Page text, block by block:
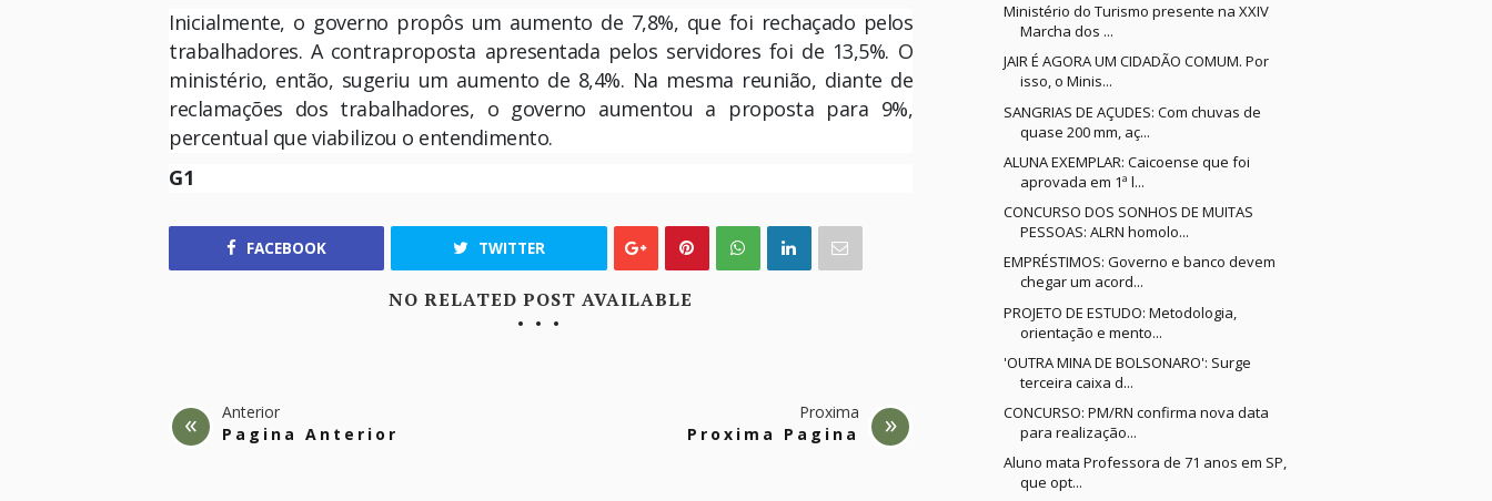
Inicialmente, o governo propôs um aumento de 7,8%, que foi rechaçado pelos
trabalhadores. A contraproposta apresentada pelos servidores foi de 13,5%. O
ministério, então, sugeriu um aumento de 8,4%. Na mesma reunião, diante de
reclamações dos trabalhadores, o governo aumentou a proposta para 9%,
percentual que viabilizou o entendimento.
G1
FACEBOOK TWITTER
NO RELATED POST AVAILABLE
Anterior
Pagina Anterior
Proxima
Proxima Pagina
Ministério do Turismo presente na XXIV
Marcha dos ...
JAIR É AGORA UM CIDADÃO COMUM. Por
isso, o Minis...
SANGRIAS DE AÇUDES: Com chuvas de
quase 200 mm, aç...
ALUNA EXEMPLAR: Caicoense que foi
aprovada em 1ª l...
CONCURSO DOS SONHOS DE MUITAS
PESSOAS: ALRN homolo...
EMPRÉSTIMOS: Governo e banco devem
chegar um acord...
PROJETO DE ESTUDO: Metodologia,
orientação e mento...
'OUTRA MINA DE BOLSONARO': Surge
terceira caixa d...
CONCURSO: PM/RN confirma nova data
para realização...
Aluno mata Professora de 71 anos em SP,
que opt...